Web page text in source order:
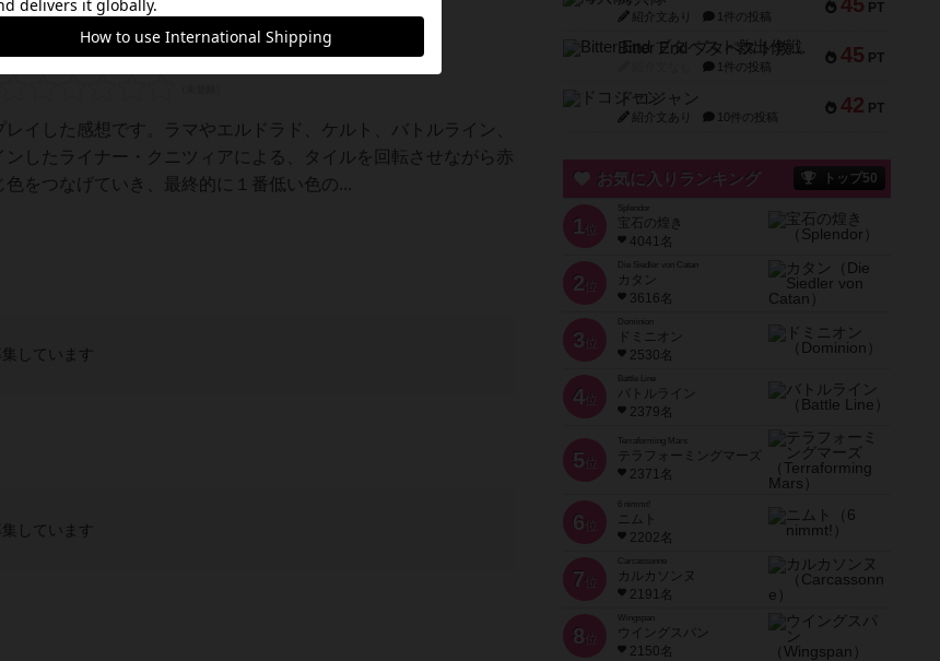
イした感想です。ラマやエルドラド、ケルト、バトルライン、
したライナー・クニツィアによる、タイルを回転させながら赤
をつなげていき、最終的に１番低い色の...
しています
しています
PT
紹介文あり 1件の投稿
45 PT
Bitter End ブタペスト救出作戦
1件の投稿
42 PT
ドコジャン
紹介文あり 10件の投稿
お気に入りランキング トップ50
1 位
宝石の煌き
4041名
2 位
Die Siedler von Catan
カタン
3616名
3 位
ドミニオン
2530名
4位
Battle Line
バトルライン
2379名
5 位
Terraforming Mars
テラフォーミングマーズ
2371名
6 位
ニムト
2202名
7 位
Carcassonne
カルカソンヌ
2191名
8 位
Wingspan
ウイングスパン
2150名